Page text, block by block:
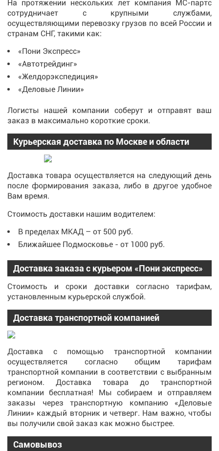
На протяжении нескольких лет компания МС-партс
сотрудничает с крупными службами,
осуществляющими перевозку грузов по всей России и
странам СНГ, такими как:
«Пони Экспресс»
«Автотрейдинг»
«Желдорэкспедиция»
«Деловые Линии»
Логисты нашей компании соберут и отправят ваш
заказ в максимально короткие сроки.
Курьерская доставка по Москве и области
Доставка товара осуществляется на следующий день
после формирования заказа, либо в другое удобное
Вам время.
Стоимость доставки нашим водителем:
В пределах МКАД – от 500 руб.
Ближайшее Подмосковье - от 1000 руб.
Доставка заказа с курьером «Пони экспресс»
Стоимость и сроки доставки согласно тарифам,
установленным курьерской службой.
Доставка транспортной компанией
Доставка с помощью транспортной компании
осуществляется согласно общим тарифам
транспортной компании в соответствии с выбранным
регионом. Доставка товара до транспортной
компании бесплатная! Мы собираем и отправляем
заказы через транспортную компанию «Деловые
Линии» каждый вторник и четверг. Нам важно, чтобы
вы получили свой заказ как можно быстрее.
Самовывоз